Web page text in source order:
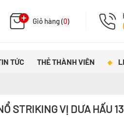
Giỏ hàng (0)
TỨC THẺ THÀNH VIÊN
STRIKING VỊ DƯA HẤU